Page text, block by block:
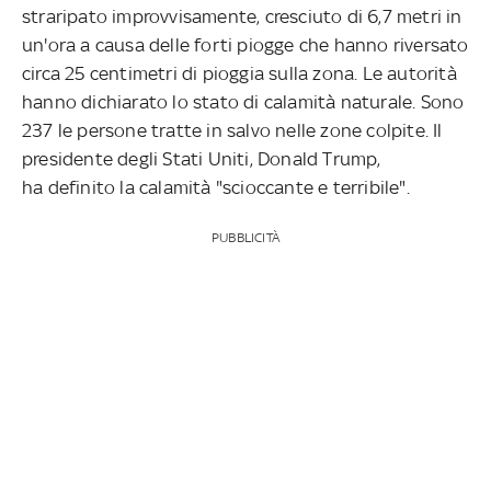
straripato improvvisamente, cresciuto di 6,7 metri in
un'ora a causa delle forti piogge che hanno riversato
circa 25 centimetri di pioggia sulla zona. Le autorità
hanno dichiarato lo stato di calamità naturale. Sono
237 le persone tratte in salvo nelle zone colpite. Il
presidente degli Stati Uniti, Donald Trump,
ha definito la calamità "scioccante e terribile".
PUBBLICITÀ